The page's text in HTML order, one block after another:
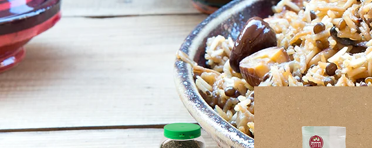
זרעי צ׳יה אורגניים זרעי פשתן אורגני